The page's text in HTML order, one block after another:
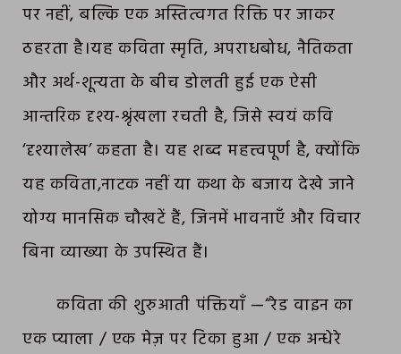
पर नहीं, बल्कि एक अस्तित्वगत रिक्ति पर जाकर
ठहरता है।यह कविता स्मृति, अपराधबोध, नैतिकता
और अर्थ-शून्यता के बीच डोलती हुई एक ऐसी
आन्तरिक दृश्य-श्रृंखला रचती है, जिसे स्वयं कवि
‘दृश्यालेख’ कहता है। यह शब्द महत्त्वपूर्ण है, क्योंकि
यह कविता,नाटक नहीं या कथा के बजाय देखे जाने
योग्य मानसिक चौखटें हैं, जिनमें भावनाएँ और विचार
बिना व्याख्या के उपस्थित हैं।
कविता की शुरुआती पंक्तियाँ —“रेड वाइन का
एक प्याला / एक मेज़ पर टिका हुआ / एक अन्धेरे